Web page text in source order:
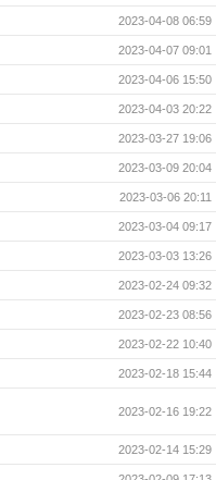
2023-04-08 06:59
2023-04-07 09:01
2023-04-06 15:50
2023-04-03 20:22
2023-03-27 19:06
2023-03-09 20:04
2023-03-06 20:11
2023-03-04 09:17
2023-03-03 13:26
2023-02-24 09:32
2023-02-23 08:56
2023-02-22 10:40
2023-02-18 15:44
2023-02-16 19:22
2023-02-14 15:29